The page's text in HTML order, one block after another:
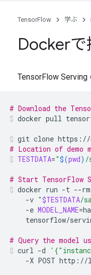
TensorFlow 学ぶ
Dockerで
TensorFlow
# Download the
docker pull
git clone https://
# Location of demo
TESTDATA="$(pwd) /
# Start TensorFlow
docker run -t --rm
-v "$TESTDATA/
-e MODEL_NAME=
tensorflow/
# Query the model
curl -d
-X POST http://